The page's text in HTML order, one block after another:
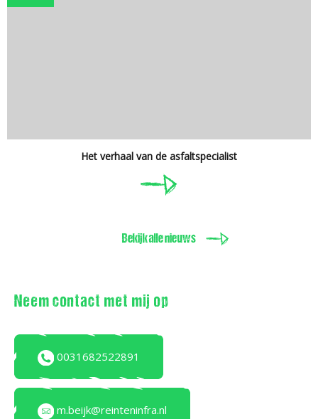
Het verhaal van de asfaltspecialist
Bekijk alle nieuws
Neem contact met mij op
0031682522891
m.beijk@reinteninfra.nl